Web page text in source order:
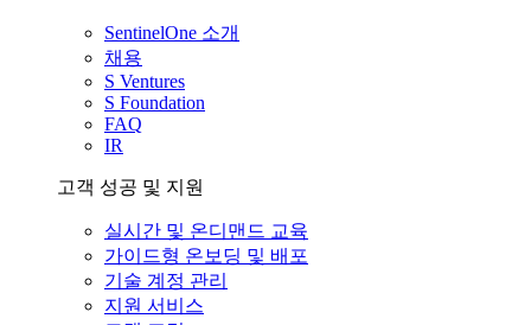
SentinelOne 소개
채용
S Ventures
S Foundation
FAQ
IR
고객 성공 및 지원
실시간 및 온디맨드 교육
가이드형 온보딩 및 배포
기술 계정 관리
지원 서비스